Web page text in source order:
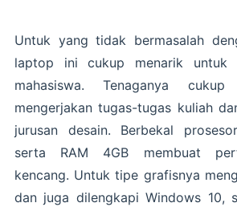
Untuk yang tidak bermasalah
laptop ini cukup menarik untuk
mahasiswa. Tenaganya
mengerjakan tugas-tugas kuliah
jurusan desain. Berbekal
serta RAM 4GB membuat
kencang. Untuk tipe grafisnya
dan juga dilengkapi Windows 10,